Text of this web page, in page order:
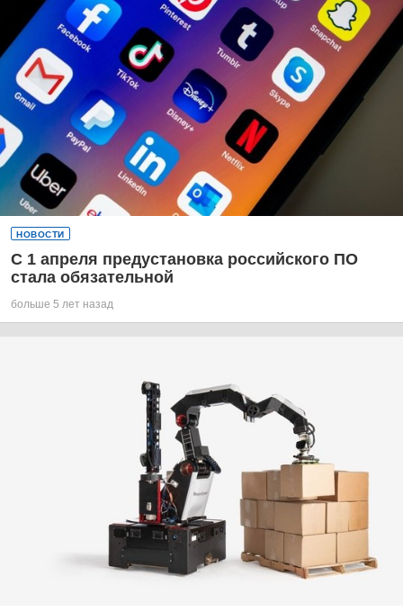
НОВОСТИ
С 1 апреля предустановка российского ПО
стала обязательной
больше 5 лет назад